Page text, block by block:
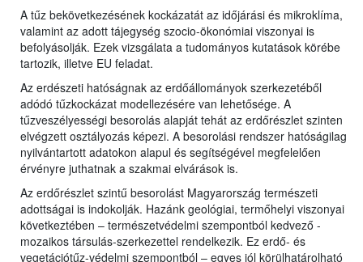
A tűz bekövetkezésének kockázatát az időjárási és mikroklíma,
valamint az adott tájegység szocio-ökonómiai viszonyai is
befolyásolják. Ezek vizsgálata a tudományos kutatások körébe
tartozik, illetve EU feladat.
Az erdészeti hatóságnak az erdőállományok szerkezetéből
adódó tűzkockázat modellezésére van lehetősége. A
tűzveszélyességi besorolás alapját tehát az erdőrészlet szinten
elvégzett osztályozás képezi. A besorolási rendszer hatóságilag
nyilvántartott adatokon alapul és segítségével megfelelően
érvényre juthatnak a szakmai elvárások is.
Az erdőrészlet szintű besorolást Magyarország természeti
adottságai is indokolják. Hazánk geológiai, termőhelyi viszonyai
következtében – természetvédelmi szempontból kedvező -
mozaikos társulás-szerkezettel rendelkezik. Ez erdő- és
vegetációtűz-védelmi szempontból – egyes jól körülhatárolható